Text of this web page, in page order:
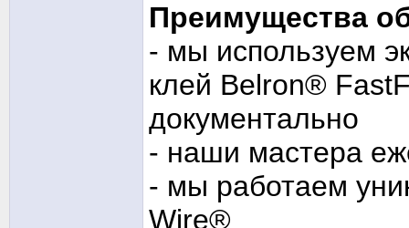
Преимущества
- мы используем
клей Belron®
документально
- наши мастера
- мы работаем
Wire®